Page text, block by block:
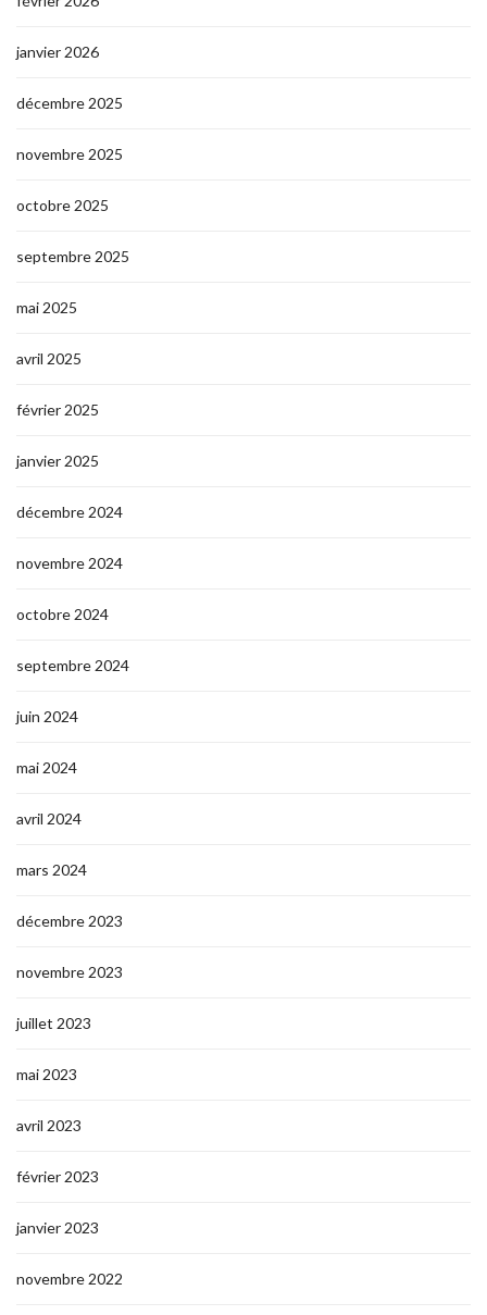
janvier 2026
décembre 2025
novembre 2025
octobre 2025
septembre 2025
mai 2025
avril 2025
février 2025
janvier 2025
décembre 2024
novembre 2024
octobre 2024
septembre 2024
juin 2024
mai 2024
avril 2024
mars 2024
décembre 2023
novembre 2023
juillet 2023
mai 2023
avril 2023
février 2023
janvier 2023
novembre 2022